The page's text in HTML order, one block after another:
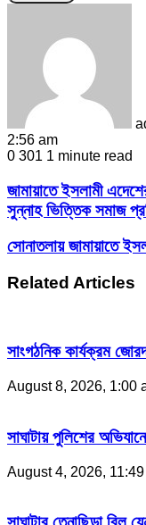
2:56 am
0 301 1 minute read
জামায়াতে ইসলামী
সুন্নাহ ভিত্তিক সমাজ
সোনাতলায় জামায়াতে
Related Articles
সাংগঠনিক কার্যক্রম
August 8, 2026, 1:00
সাঘাটায় পুলিশের
August 4, 2026,